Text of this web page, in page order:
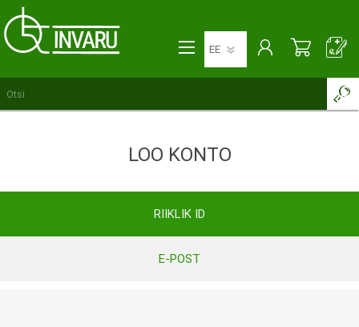
LOO KONTO
RIIKLIK ID
E-POST